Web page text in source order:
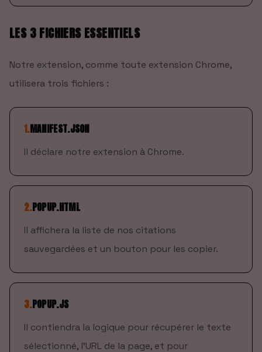
LES 3 FICHIERS ESSENTIELS
Notre extension, comme toute extension Chrome,
utilisera trois fichiers :
1.MANIFEST.JSON
Il déclare notre extension à Chrome.
2.POPUP.HTML
Il affichera la liste de nos citations
sauvegardées et un bouton pour les copier.
3.POPUP.JS
Il contiendra la logique pour récupérer le texte
sélectionné, l'URL de la page, et pour